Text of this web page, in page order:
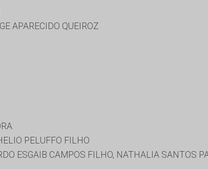
APARECIDO QUEIROZ
PELUFFO FILHO
ESGAIB CAMPOS FILHO, NATHALIA SANTOS